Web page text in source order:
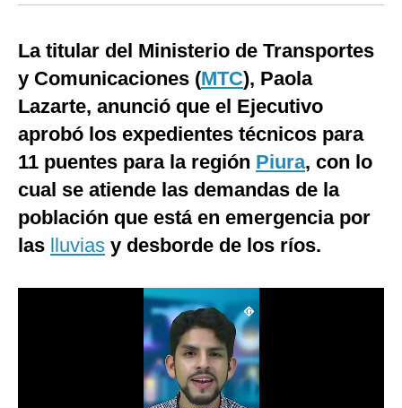
Mundo
EEUU
México
España
Internacional
La titular del Ministerio de Transportes
y Comunicaciones (MTC), Paola
Lazarte, anunció que el Ejecutivo
aprobó los expedientes técnicos para
11 puentes para la región Piura, con lo
cual se atiende las demandas de la
población que está en emergencia por
las lluvias y desborde de los ríos.